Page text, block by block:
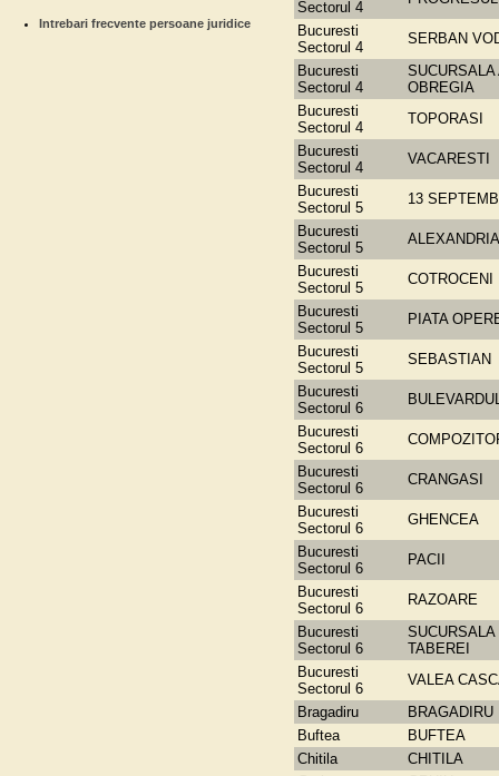
Intrebari frecvente persoane juridice
Sectorul 4
Bucuresti
Sectorul 4
SERBAN
Bucuresti
Sectorul 4
OBREGIA
Bucuresti
Sectorul 4
TOPORASI
Bucuresti
Sectorul 4
VACARESTI
Bucuresti
Sectorul 5
13
Bucuresti
Sectorul 5
ALEXANDRIA
Bucuresti
Sectorul 5
COTROCENI
Bucuresti
Sectorul 5
PIATA
Bucuresti
Sectorul 5
SEBASTIAN
Bucuresti
Sectorul 6
Bucuresti
Sectorul 6
Bucuresti
Sectorul 6
CRANGASI
Bucuresti
Sectorul 6
GHENCEA
Bucuresti
Sectorul 6
PACII
Bucuresti
Sectorul 6
RAZOARE
Bucuresti
Sectorul 6
SUCURSALA
TABEREI
Bucuresti
Sectorul 6
VALEA
Bragadiru
BRAGADIRU
Buftea
BUFTEA
Chitila
CHITILA